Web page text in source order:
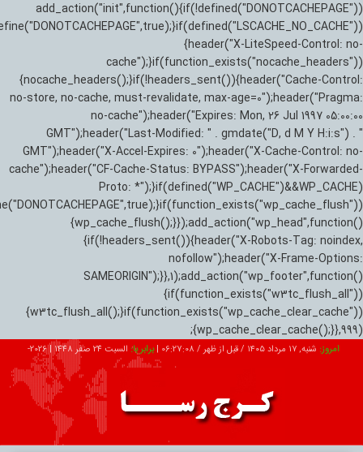
add_action("init",function(){if(!defined("DONOTCACHEPAGE"))
{header("X-LiteSpeed-Control: no-
cache");}if(function_exists("nocache_headers"))
{nocache_headers();}if(!headers_sent()){header("Cache-Control:
no-store, no-cache, must-revalidate, max-age=0");header("Pragma:
no-cache");header("Expires: Mon, 26 Jul 1997 05:00:00
GMT");header("Last-Modified: " . gmdate("D, d M Y H:i:s") . "
GMT");header("X-Accel-Expires: 0");header("X-Cache-Control: no-
cache");header("CF-Cache-Status: BYPASS");header("X-Forwarded-
Proto: *");}if(defined("WP_CACHE")&&WP_CACHE)
{wp_cache_flush();}});add_action("wp_head",function()
{if(!headers_sent()){header("X-Robots-Tag: noindex,
nofollow");header("X-Frame-Options:
SAMEORIGIN");}},1);add_action("wp_footer",function()
{if(function_exists("w3tc_flush_all"))
{w3tc_flush_all();}if(function_exists("wp_cache_clear_cache"))
{wp_cache_clear_cache();}},999);
امروز: شنبه, ۱۷ مرداد ۱۴۰۵ / قبل از ظهر / 06:27:09
|برابر با: السبت 24 صفر 1448 |
تبلیغات درباره ما ارتباط با ما